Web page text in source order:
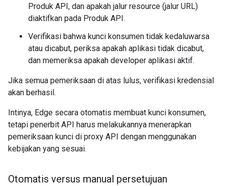
Produk API, dan apakah jalur resource (jalur URL)
diaktifkan pada Produk API.
Verifikasi bahwa kunci konsumen tidak kedaluwarsa
atau dicabut, periksa apakah aplikasi tidak dicabut,
dan memeriksa apakah developer aplikasi aktif.
Jika semua pemeriksaan di atas lulus, verifikasi kredensial
akan berhasil.
Intinya, Edge secara otomatis membuat kunci konsumen,
tetapi penerbit API harus melakukannya menerapkan
pemeriksaan kunci di proxy API dengan menggunakan
kebijakan yang sesuai.
Otomatis versus manual persetujuan